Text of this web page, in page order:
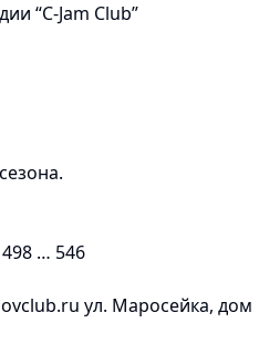
“C-Jam Club”
498 … 546
ул. Маросейка, дом